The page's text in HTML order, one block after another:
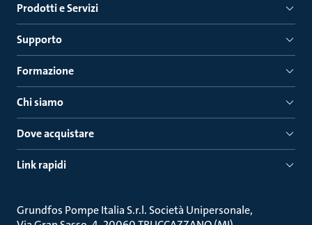
Prodotti e Servizi
Supporto
Formazione
Chi siamo
Dove acquistare
Link rapidi
Grundfos Pompe Italia S.r.l. Società Unipersonale